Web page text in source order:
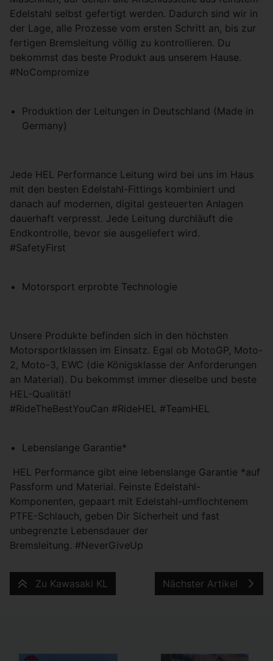
Edelstahl selbst gefertigt werden. Dadurch sind wir in
der Lage, alle Prozesse vom ersten Schritt an, bis zur
fertigen Bremsleitung völlig zu kontrollieren. Du
bekommst das beste Produkt aus unserem Hause.
#NoCompromize
Produktion der Leitungen in Deutschland (Made in
Germany)
Jede HEL Performance Leitung wird bei uns im Haus
mit den besten Edelstahl-Fittings kombiniert und
danach auf modernen, digital gesteuerten Anlagen
dauerhaft verpresst. Jede Leitung durchläuft die
Endkontrolle, bevor sie ausgeliefert wird.
#SafetyFirst
Motorsport erprobte Technologie
Unsere Produkte befinden sich in den höchsten
Motorsportklassen im Einsatz. Egal ob MotoGP, Moto-
2, Moto-3, EWC (die Königsklasse der Anforderungen
an Material). Du bekommst immer dieselbe und beste
HEL-Qualität!
#RideTheBestYouCan #RideHEL #TeamHEL
Lebenslange Garantie*
HEL Performance gibt eine lebenslange Garantie *auf
Passform und Material. Feinste Edelstahl-
Komponenten, gepaart mit Edelstahl-umflochtenem
PTFE-Schlauch, geben Dir Sicherheit und fast
unbegrenzte Lebensdauer der
Bremsleitung. #NeverGiveUp
Zu Kawasaki KL Nächster Artikel